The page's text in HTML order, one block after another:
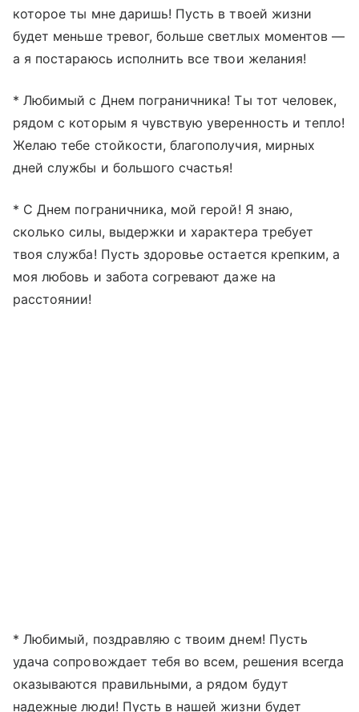
которое ты мне даришь! Пусть в твоей жизни
будет меньше тревог, больше светлых моментов —
а я постараюсь исполнить все твои желания!
* Любимый с Днем пограничника! Ты тот человек,
рядом с которым я чувствую уверенность и тепло!
Желаю тебе стойкости, благополучия, мирных
дней службы и большого счастья!
* С Днем пограничника, мой герой! Я знаю,
сколько силы, выдержки и характера требует
твоя служба! Пусть здоровье остается крепким, а
моя любовь и забота согревают даже на
расстоянии!
* Любимый, поздравляю с твоим днем! Пусть
удача сопровождает тебя во всем, решения всегда
оказываются правильными, а рядом будут
надежные люди! Пусть в нашей жизни будет